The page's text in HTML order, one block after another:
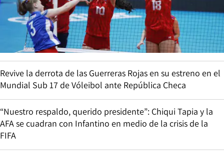
Revive la derrota de las Guerreras Rojas en su estreno en el
Mundial Sub 17 de Vóleibol ante República Checa
“Nuestro respaldo, querido presidente”: Chiqui Tapia y la
AFA se cuadran con Infantino en medio de la crisis de la
FIFA